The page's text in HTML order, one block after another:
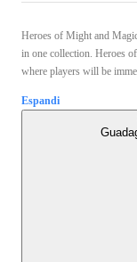
Heroes of Might and
in one collection. Heroes
where players will be
Espandi